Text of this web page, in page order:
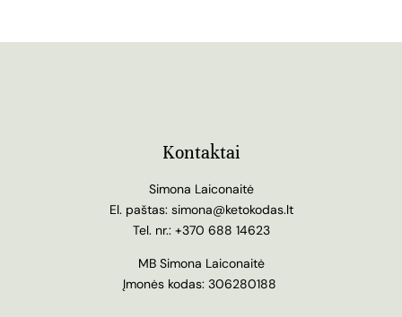
Kontaktai
Simona Laiconaitė
El. paštas: simona@ketokodas.lt
Tel. nr.: +370 688 14623
MB Simona Laiconaitė
Įmonės kodas: 306280188